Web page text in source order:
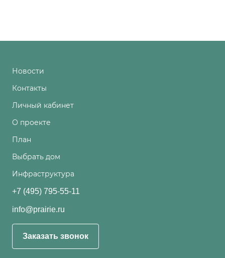
Новости
Контакты
Личный кабинет
О проекте
План
Выбрать дом
Инфраструктура
+7 (495) 795-55-11
info@prairie.ru
Заказать звонок